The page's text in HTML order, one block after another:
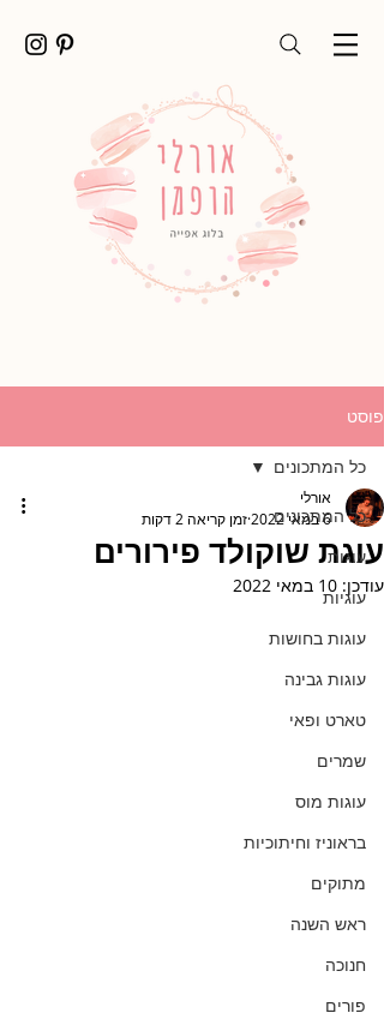
פוסט
כל המתכונים
עוגות
עוגיות
עוגות בחושות
עוגות גבינה
טארט ופאי
שמרים
עוגות מוס
בראוניז וחיתוכיות
מתוקים
ראש השנה
חנוכה
פורים
כל המתכונים
עוגת שוקולד פירורים
אורלי
6 במאי 2022
זמן קריאה 2 דקות
עודכן: 10 במאי 2022